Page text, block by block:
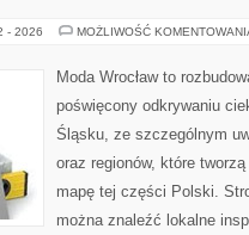
- 2026 MOŻLIWOŚĆ
Moda Wrocław to
poświęcony odkrywaniu
Śląsku, ze szczególnym
oraz regionów, które
mapę tej części Polski.
można znaleźć lokalne